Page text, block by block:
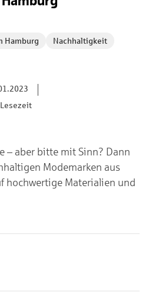
Hamburg Nachhaltigkeit
– aber bitte mit Sinn? Dann
Modemarken aus
hochwertige Materialien und